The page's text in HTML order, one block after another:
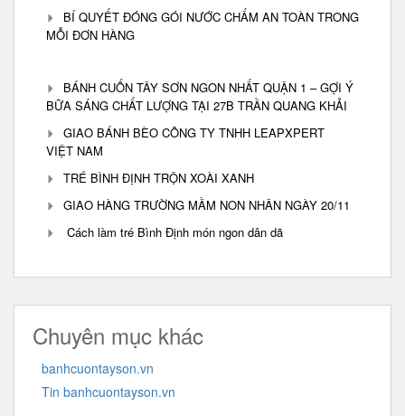
BÍ QUYẾT ĐÓNG GÓI NƯỚC CHẤM AN TOÀN TRONG
MỖI ĐƠN HÀNG
BÁNH CUỐN TÂY SƠN NGON NHẤT QUẬN 1 – GỢI Ý
BỮA SÁNG CHẤT LƯỢNG TẠI 27B TRẦN QUANG KHẢI
GIAO BÁNH BÈO CÔNG TY TNHH LEAPXPERT
VIỆT NAM
TRÉ BÌNH ĐỊNH TRỘN XOÀI XANH
GIAO HÀNG TRƯỜNG MẦM NON NHÂN NGÀY 20/11
Cách làm tré Bình Định món ngon dân dã
Chuyên mục khác
banhcuontayson.vn
Tin banhcuontayson.vn